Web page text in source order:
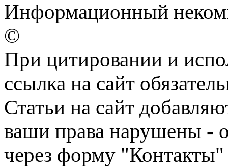
Информационный
©
При цитировании и
ссылка на сайт
Статьи на сайт
ваши права нарушены -
через форму "Контакты"